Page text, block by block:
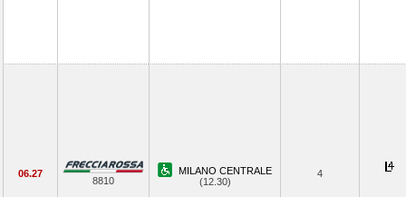
06.27
8810
MILANO CENTRALE
(12.30)
4